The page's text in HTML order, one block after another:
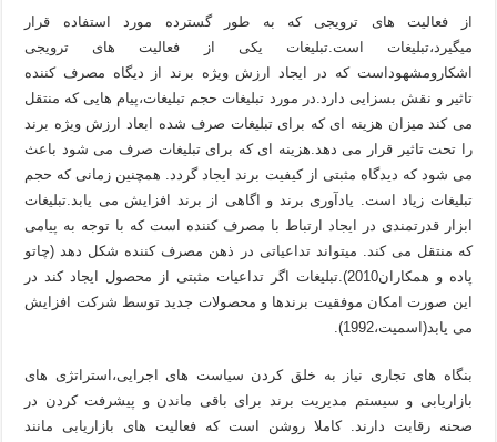
از فعالیت های ترویجی که به طور گسترده مورد استفاده قرار
میگیرد،تبلیغات است.تبلیغات یکی از فعالیت های ترویجی
اشکارومشهوداست که در ایجاد ارزش ویژه برند از دیگاه مصرف کننده
تاثیر و نقش بسزایی دارد.در مورد تبلیغات حجم تبلیغات،پیام هایی که منتقل
می کند میزان هزینه ای که برای تبلیغات صرف شده ابعاد ارزش ویژه برند
را تحت تاثیر قرار می دهد.هزینه ای که برای تبلیغات صرف می شود باعث
می شود که دیدگاه مثبتی از کیفیت برند ایجاد گردد. همچنین زمانی که حجم
تبلیغات زیاد است. یادآوری برند و اگاهی از برند افزایش می یابد.تبلیغات
ابزار قدرتمندی در ایجاد ارتباط با مصرف کننده است که با توجه به پیامی
که منتقل می کند. میتواند تداعیاتی در ذهن مصرف کننده شکل دهد (چاتو
پاده و همکاران2010).تبلیغات اگر تداعیات مثبتی از محصول ایجاد کند در
این صورت امکان موفقیت برندها و محصولات جدید توسط شرکت افزایش
می یابد(اسمیت،1992).
بنگاه های تجاری نیاز به خلق کردن سیاست های اجرایی،استراتژی های
بازاریابی و سیستم مدیریت برند برای باقی ماندن و پیشرفت کردن در
صحنه رقابت دارند. کاملا روشن است که فعالیت های بازاریابی مانند